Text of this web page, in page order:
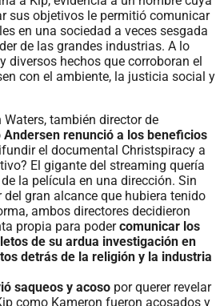
sus objetivos le permitió comunicar
en una sociedad a veces sesgada
de las grandes industrias. A lo
diversos hechos que corroboran el
con el ambiente, la justicia social y
también director de
Andersen renunció a los beneficios
el documental Christspiracy a
El gigante del streaming quería
la película en una dirección. Sin
del gran alcance que hubiera tenido
ambos directores decidieron
propia para podercomunicar los
de su ardua investigación en
detrás de la religión y la industria
saqueos y acoso por querer revelar
como Kameron fueron acosados y